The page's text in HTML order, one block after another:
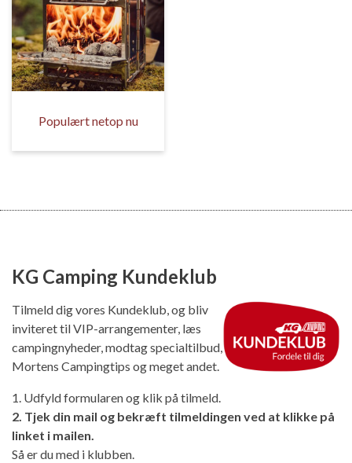
Populært netop nu
KG Camping Kundeklub
Tilmeld dig vores Kundeklub, og bliv
inviteret til VIP-arrangementer, læs
campingnyheder, modtag specialtilbud,
Mortens Campingtips og meget andet.
1. Udfyld formularen og klik på tilmeld.
2. Tjek din mail og bekræft tilmeldingen ved at klikke på
linket i mailen.
Så er du med i klubben.